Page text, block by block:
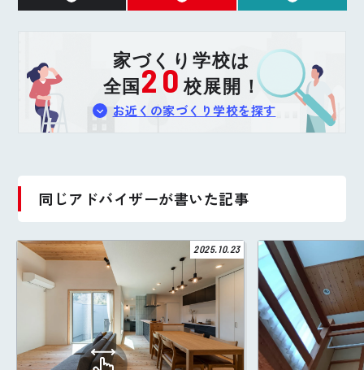
家づくり学校は
全国 20校展開！
お近くの家づくり学校を探す
同じアドバイザーが書いた記事
2025.10.23